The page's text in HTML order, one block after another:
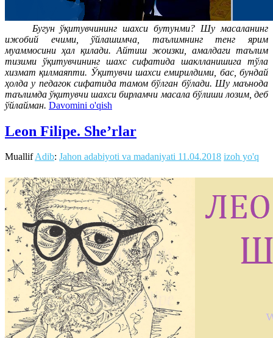
Бугун ўқитувчининг шахси бутунми? Шу масаланинг
ижобий ечими, ўйлашимча, таълимнинг тенг ярим
муаммосини ҳал қилади. Айтиш жоизки, амалдаги таълим
тизими ўқитувчининг шахс сифатида шаклланишига тўла
хизмат қилмаяпти. Ўқитувчи шахси емирилдими, бас, бундай
ҳолда у педагок сифатида тамом бўлган бўлади. Шу маънода
таълимда ўқитувчи шахси бирламчи масала бўлиши лозим, деб
ўйлайман. Davomini o'qish
Leon Filipe. She’rlar
MuallifAdib: Jahon adabiyoti va madaniyati 11.04.2018 izoh yo'q